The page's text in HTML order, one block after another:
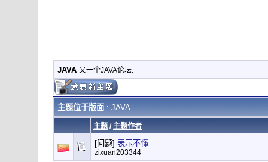
JAVA 又一个JAVA论坛.
主题位于版面: JAVA
主题/ 主题作者
[问题] 表示不懂
zixuan203344